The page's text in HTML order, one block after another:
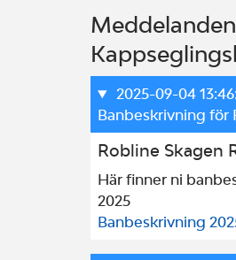
2025-09-04
Banbeskrivning för
Robline Skagen
Här finner ni
2025
Banbeskrivning